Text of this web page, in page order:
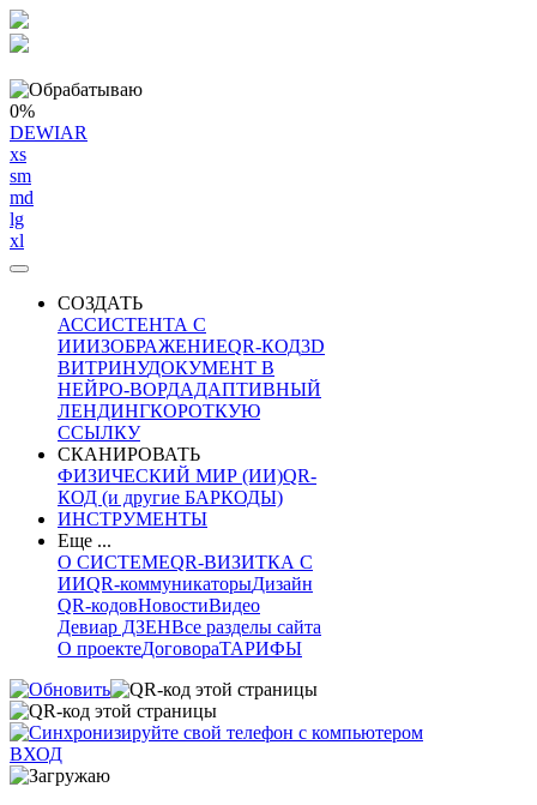
0%
DEWIAR
xs
sm
md
lg
xl
СОЗДАТЬ
АССИСТЕНТА С
ИИИЗОБРАЖЕНИЕQR-КОД3D
ВИТРИНУДОКУМЕНТ В
НЕЙРО-ВОРДАДАПТИВНЫЙ
ЛЕНДИНГКОРОТКУЮ
ССЫЛКУ
СКАНИРОВАТЬ
ФИЗИЧЕСКИЙ МИР (ИИ)QR-
КОД (и другие БАРКОДЫ)
ИНСТРУМЕНТЫ
Еще ...
О СИСТЕМЕQR-ВИЗИТКА С
ИИQR-коммуникаторыДизайн
QR-кодовНовостиВидео
Девиар ДЗЕНВсе разделы сайта
О проектеДоговораТАРИФЫ
ВХОД